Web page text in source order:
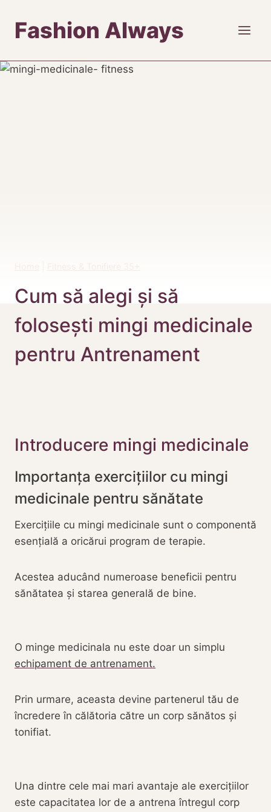
content
Fashion Always
Cum să alegi și să
folosești mingi medicinale
pentru Antrenament
Introducere mingi medicinale
Importanța exercițiilor cu mingi
medicinale pentru sănătate
Exercițiile cu mingi medicinale sunt o componentă
esențială a oricărui program de terapie.
Acestea aducând numeroase beneficii pentru
sănătatea și starea generală de bine.
O minge medicinala nu este doar un simplu
echipament de antrenament.
Prin urmare, aceasta devine partenerul tău de
încredere în călătoria către un corp sănătos și
tonifiat.
Una dintre cele mai mari avantaje ale exercițiilor
este capacitatea lor de a antrena întregul corp